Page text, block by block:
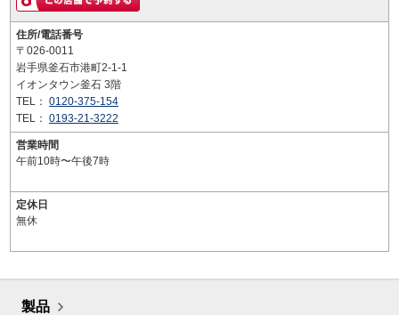
住所/電話番号
〒026-0011
岩手県釜石市港町2-1-1
イオンタウン釜石 3階
TEL： 0120-375-154
TEL： 0193-21-3222
営業時間
午前10時〜午後7時
定休日
無休
製品